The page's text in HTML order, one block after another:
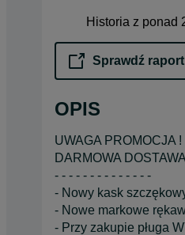
Historia z ponad
Sprawdź raport
opens in
OPIS
UWAGA PROMOCJA !
DARMOWA
- - - - - - - - - - - - - -
- Nowy kask
- Nowe markowe
- Przy zakupie pługa